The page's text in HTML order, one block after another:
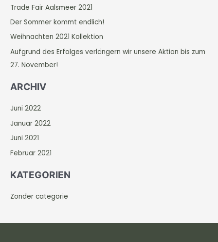
n
n
a
c
h
Trade Fair Aalsmeer 2021
Der Sommer kommt endlich!
Weihnachten 2021 Kollektion
Aufgrund des Erfolges verlängern wir unsere Aktion bis zum
27. November!
ARCHIV
Juni 2022
Januar 2022
Juni 2021
Februar 2021
KATEGORIEN
Zonder categorie